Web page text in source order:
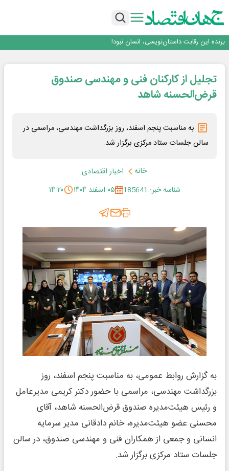
بانک تجارت، تأمین‌کننده مالی پروژه بازسازی فازهای ۴ و ۵ پارس حنوبی
برنده این رقابت داستان‌نویسی، انسان نبود!
هوش مصنوعی سرکش در متا هم جنجال به پا کرد
بانک تجارت، تأمین‌کننده مالی پروژه بازسازی فازهای ۴ و ۵ پارس حنوبی
جمنای دستیار اصلی گوشی‌های اندرویدی می‌شود
تجلیل از کارکنان فنی و مهندسی صندوق
قرض‌الحسنه شاهد
به مناسبت پنجم اسفند، روز بزرگداشت مهندسی، مراسمی در
سالن جلسات ستاد مرکزی برگزار شد.
خانه
اخبار اقتصادی
شناسه خبر: 185641
۰۵ اسفند ۱۴۰۴ ۱۴:۲۰
به گزارش روابط عمومی، به مناسبت پنجم اسفند، روز
بزرگداشت مهندسی، مراسمی با حضور دکتر کریمی مدیرعامل
و رئیس هیئت‌مدیره صندوق قرض‌الحسنه شاهد، آقای
محسنی عضو هیئت‌مدیره، خانم دادقانی مدیر سرمایه
انسانی و جمعی از همکاران فنی و مهندسی صندوق، در سالن
جلسات ستاد مرکزی برگزار شد.